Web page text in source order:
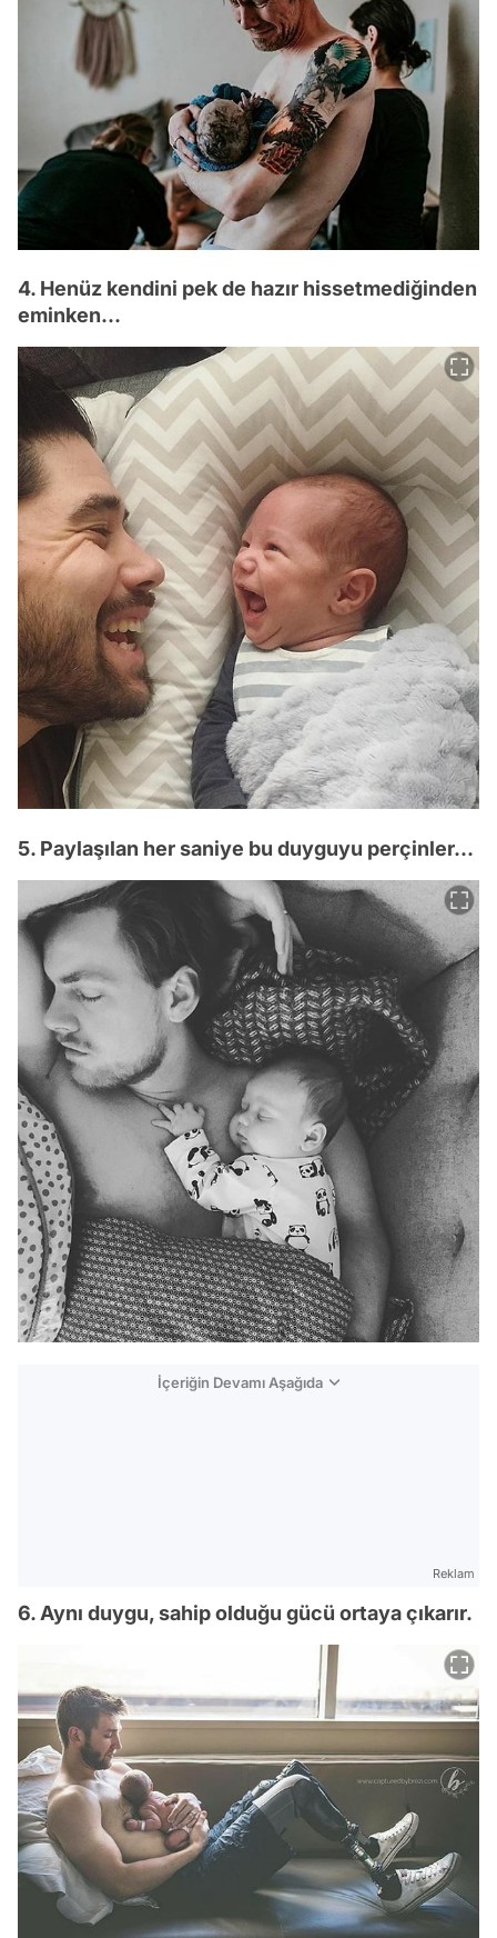
4. Henüz kendini pek de hazır hissetmediğinden
eminken...
5. Paylaşılan her saniye bu duyguyu perçinler...
İçeriğin Devamı Aşağıda
Reklam
6. Aynı duygu, sahip olduğu gücü ortaya çıkarır.